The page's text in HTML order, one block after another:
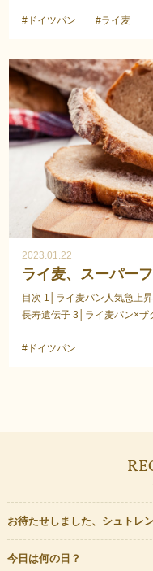
#ドイツパン
#ライ麦
2023.01.22
ライ麦、スーパー
目次 1│ライ麦パン人気急上
長寿遺伝子 3│ライ麦パン×
#ドイツパン
お待たせしました、シュトレン
今日は何の日？